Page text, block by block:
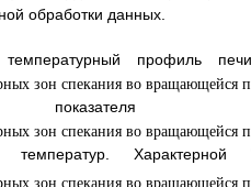
обработки данных.
профиль
температур.